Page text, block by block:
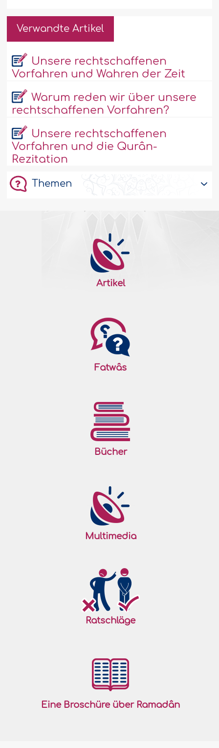
Verwandte Artikel
Unsere rechtschaffenen
Vorfahren und Wahren der Zeit
Warum reden wir über unsere
rechtschaffenen Vorfahren?
Unsere rechtschaffenen
Vorfahren und die Qurân-
Rezitation
Themen
Artikel
Fatwâs
Bücher
Multimedia
Ratschläge
Eine Broschüre über Ramadân